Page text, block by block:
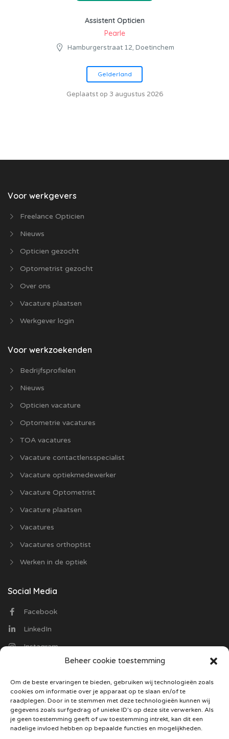
Beheer cookie toestemming
Om de beste ervaringen te bieden, gebruiken wij technologieën zoals
cookies om informatie over je apparaat op te slaan en/of te
raadplegen. Door in te stemmen met deze technologieën kunnen wij
gegevens zoals surfgedrag of unieke ID's op deze site verwerken. Als
je geen toestemming geeft of uw toestemming intrekt, kan dit een
nadelige invloed hebben op bepaalde functies en mogelijkheden.
Assistent Opticien
Pearle
Hamburgerstraat 12, Doetinchem
Gelderland
Geplaatst op 3 augustus 2026
Voor werkgevers
Freelance Opticien
Nieuws
Opticien gezocht
Optometrist gezocht
Over ons
Vacature plaatsen
Werkgever login
Voor werkzoekenden
Bedrijfsprofielen
Nieuws
Opticien vacature
Optometrie vacatures
TOA vacatures
Vacature contactlensspecialist
Vacature optiekmedewerker
Vacature Optometrist
Vacature plaatsen
Vacatures
Vacatures orthoptist
Werken in de optiek
Social Media
Facebook
LinkedIn
Instagram
Optiekvacatures.nl
Trasmolenlaan 12
3447 GZ Woerden